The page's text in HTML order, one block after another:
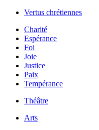
Vertus chrétiennes
Charité
Espérance
Foi
Joie
Justice
Paix
Tempérance
Théâtre
Arts